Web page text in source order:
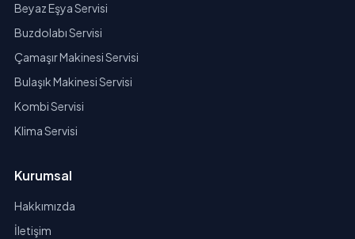
Beyaz Eşya Servisi
Buzdolabı Servisi
Çamaşır Makinesi Servisi
Bulaşık Makinesi Servisi
Kombi Servisi
Klima Servisi
Kurumsal
Hakkımızda
İletişim